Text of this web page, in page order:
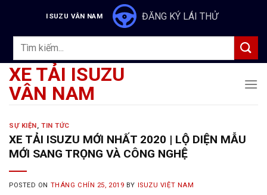
content
ISUZU VÂN NAM ĐĂNG KÝ LÁI THỬ
Tìm
XE TẢI ISUZU
VÂN NAM
SỰ KIỆN,TIN TỨC
XE TẢI ISUZU MỚI NHẤT 2020 | LỘ DIỆN MẪU
MỚI SANG TRỌNG VÀ CÔNG NGHỆ
POSTED ON THÁNG CHÍN 25, 2019 BY ISUZU VIỆT NAM